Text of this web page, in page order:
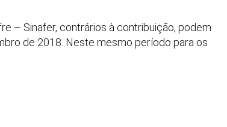
– Sinafer, contrários à contribuição, podem
de 2018. Neste mesmo período para os